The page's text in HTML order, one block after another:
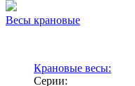
Весы крановые
Крановые весы:
Серии: